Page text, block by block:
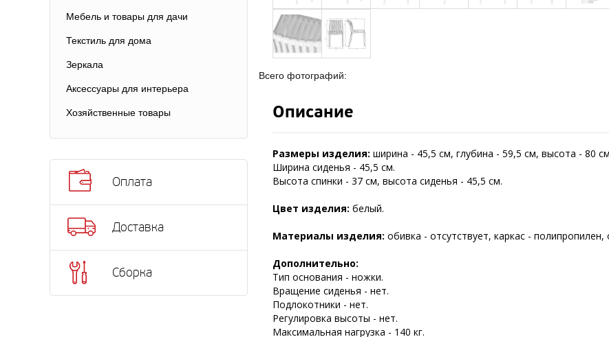
Мебель и товары для дачи
Текстиль для дома
Зеркала
Аксессуары для интерьера
Хозяйственные товары
Оплата
Доставка
Сборка
Всего фотографий:
Описание
Размеры изделия: ширина - 45,5 см, глубина - 59,5 см, высота - 80
Ширина сиденья - 45,5 см.
Высота спинки - 37 см, высота сиденья - 45,5 см.
Цвет изделия: белый.
Материалы изделия: обивка - отсутствует, каркас - полипропилен,
Дополнительно:
Тип основания - ножки.
Вращение сиденья - нет.
Подлокотники - нет.
Регулировка высоты - нет.
Максимальная нагрузка - 140 кг.